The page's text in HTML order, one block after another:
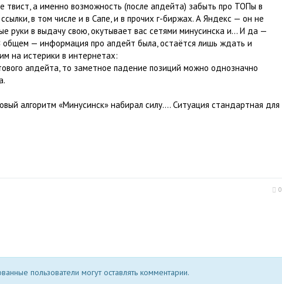
твист, а именно возможность (после апдейта) забыть про ТОПы в
в том числе и в Сапе, и в прочих г-биржах. А Яндекс — он не
руки в выдачу свою, окутывает вас сетями минусинска и… И да —
— информация про апдейт была, остаётся лишь ждать и
на истерики в интернетах:
апдейта, то заметное падение позиций можно однозначно
алгоритм «Минусинск» набирал силу.… Ситуация стандартная для
0
пользователи могут оставлять комментарии.